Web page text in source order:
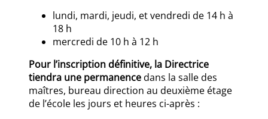
lundi, mardi, jeudi, et vendredi de 14 h à
18 h
mercredi de 10 h à 12 h
Pour l’inscription définitive, la Directrice
tiendra une permanencedans la salle des
maîtres, bureau direction au deuxième étage
de l’école les jours et heures ci-après :